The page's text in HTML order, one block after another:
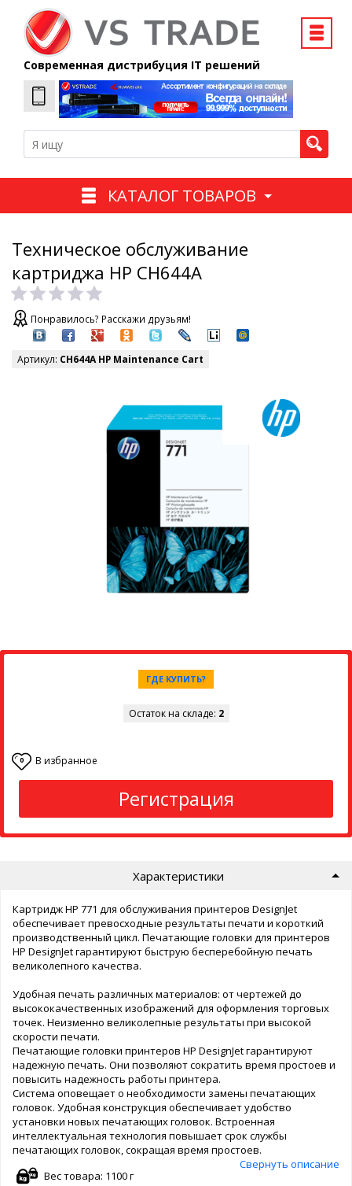
Современная дистрибуция IT решений
КАТАЛОГ ТОВАРОВ
Техническое обслуживание
картриджа HP CH644A
Понравилось? Расскажи друзьям!
Артикул: CH644A HP Maintenance Cart
ГДЕ КУПИТЬ?
Остаток на складе: 2
0 В избранное
Регистрация
Характеристики
Картридж HP 771 для обслуживания принтеров DesignJet
обеспечивает превосходные результаты печати и короткий
производственный цикл. Печатающие головки для принтеров
HP DesignJet гарантируют быструю бесперебойную печать
великолепного качества.
Удобная печать различных материалов: от чертежей до
высококачественных изображений для оформления торговых
точек. Неизменно великолепные результаты при высокой
скорости печати.
Печатающие головки принтеров HP DesignJet гарантируют
надежную печать. Они позволяют сократить время простоев и
повысить надежность работы принтера.
Система оповещает о необходимости замены печатающих
головок. Удобная конструкция обеспечивает удобство
установки новых печатающих головок. Встроенная
интеллектуальная технология повышает срок службы
печатающих головок, сокращая время простоев.
Свернуть описание
Вес товара: 1100 г